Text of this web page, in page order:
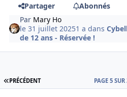
Partager
Abonnés
Par Mary Ho
le 31 juillet 20251 a dans
de 12 ans - Réservée !
PREMIÈRE PAGE
PRÉCÉDENT PAGE 5 SUR